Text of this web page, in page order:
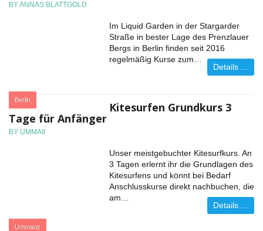
BY ANNAS BLATTGOLD
Berlin
Im Liquid Garden in der Stargarder
Straße in bester Lage des Prenzlauer
Bergs in Berlin finden seit 2016
regelmäßig Kurse zum…
Details …
Kitesurfen Grundkurs 3
Tage für Anfänger
BY UMMAII
Ummanz
Unser meistgebuchter Kitesurfkurs. An
3 Tagen erlernt ihr die Grundlagen des
Kitesurfens und könnt bei Bedarf
Anschlusskurse direkt nachbuchen, die
am…
Details …